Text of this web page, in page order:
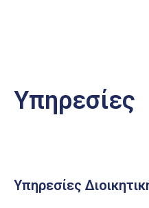
Υπηρεσίες
Υπηρεσίες